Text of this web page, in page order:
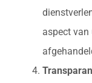
aspect